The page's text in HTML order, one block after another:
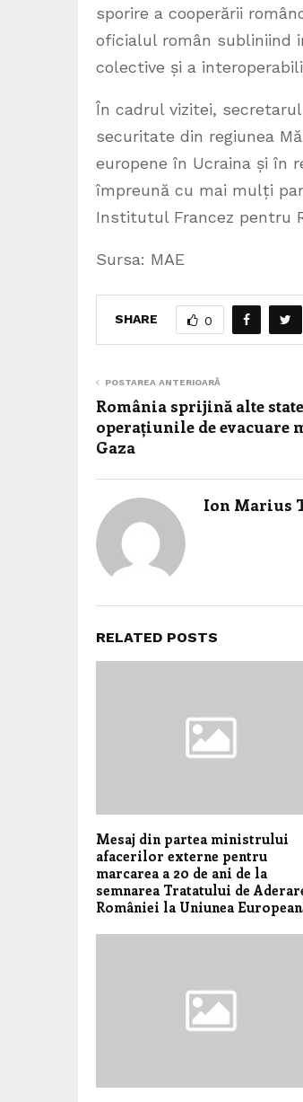
sporire a cooperării
oficialul român subliniind
colective și a
În cadrul vizitei,
securitate din regiunea
europene în Ucraina și în
împreună cu mai mulți
Institutul Francez pentru
Sursa: MAE
SHARE 0
POSTAREA ANTERIOARĂ
România sprijină alte
operațiunile de evacuare
Gaza
Ion Marius
RELATED POSTS
Mesaj din partea ministrului
afacerilor externe pentru
marcarea a 20 de ani de la
semnarea Tratatului de
României la Uniunea